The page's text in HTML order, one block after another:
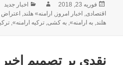
ارسال
شده
در
فوریه 23, 2018 نویسندهدسته‌ها
اخبار جدید
اقتصادی, اخبار امروز, ارامنه» هلند, اعتراض
هلند,به ارامنه»,به کشی,ترکیه ارامنه»,
نقدی بر تصمیم